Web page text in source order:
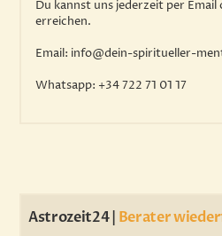
Du kannst uns jederzeit per
erreichen.
Email: info@dein-spiritueller-
Whatsapp: +34 722 71 01 17
Astrozeit24 | Berater